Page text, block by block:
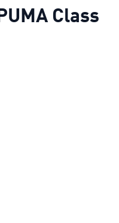
Class
PUMA Class para